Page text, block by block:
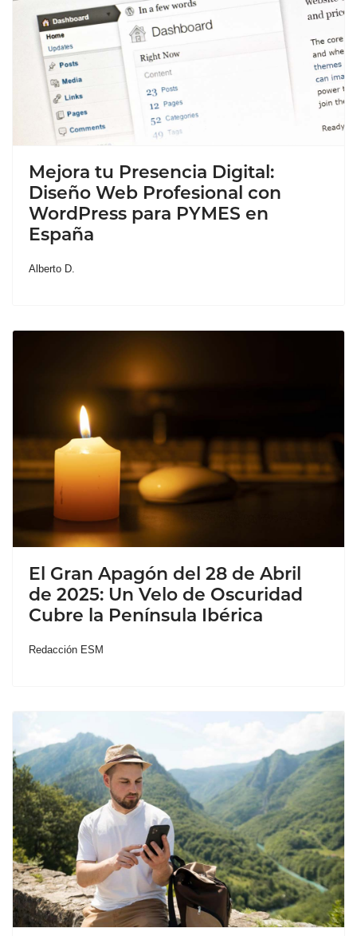
Mejora tu Presencia Digital:
Diseño Web Profesional con
WordPress para PYMES en
España
Alberto D.
El Gran Apagón del 28 de Abril
de 2025: Un Velo de Oscuridad
Cubre la Península Ibérica
Redacción ESM